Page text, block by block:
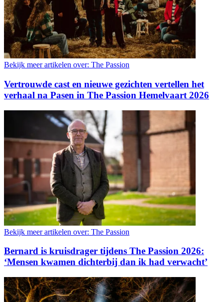
Bekijk meer artikelen over: The Passion
Vertrouwde cast en nieuwe gezichten vertellen het
verhaal na Pasen in The Passion Hemelvaart 2026
Bekijk meer artikelen over: The Passion
Bernard is kruisdrager tijdens The Passion 2026:
‘Mensen kwamen dichterbij dan ik had verwacht’